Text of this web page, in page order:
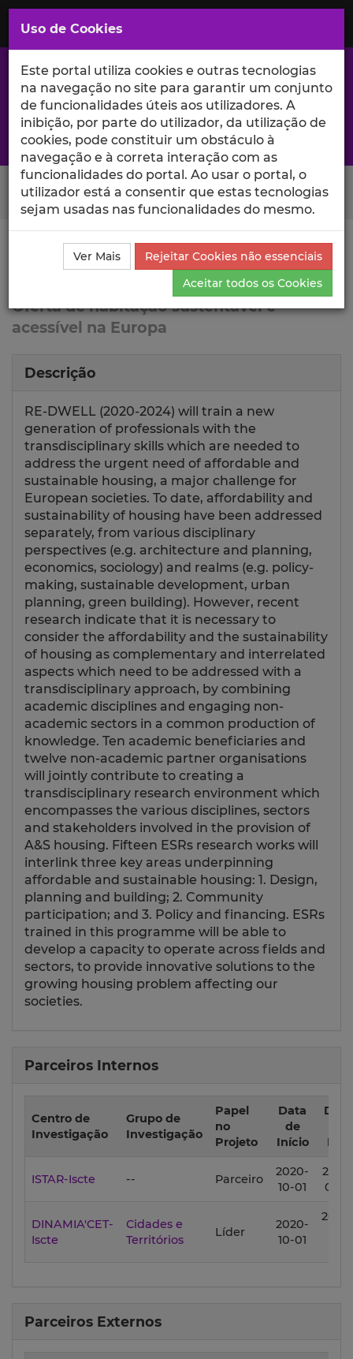
Saltar
para
Conteúdo
Principal
A excelência da investigação e ciência no Iscte
Search Button
Ciência_Iscte Lista de Projetos Projeto
Oferta de habitação sustentável e
acessível na Europa
Descrição
RE-DWELL (2020-2024) will train a new
generation of professionals with the
transdisciplinary skills which are needed to
address the urgent need of affordable and
sustainable housing, a major challenge for
European societies. To date, affordability and
sustainability of housing have been addressed
separately, from various disciplinary
perspectives (e.g. architecture and planning,
economics, sociology) and realms (e.g. policy-
making, sustainable development, urban
planning, green building). However, recent
research indicate that it is necessary to
consider the affordability and the sustainability
of housing as complementary and interrelated
aspects which need to be addressed with a
transdisciplinary approach, by combining
academic disciplines and engaging non-
academic sectors in a common production of
knowledge. Ten academic beneficiaries and
twelve non-academic partner organisations
will jointly contribute to creating a
transdisciplinary research environment which
encompasses the various disciplines, sectors
and stakeholders involved in the provision of
A&S housing. Fifteen ESRs research works will
interlink three key areas underpinning
affordable and sustainable housing: 1. Design,
planning and building; 2. Community
participation; and 3. Policy and financing. ESRs
trained in this programme will be able to
develop a capacity to operate across fields and
sectors, to provide innovative solutions to the
growing housing problem affecting our
societies.
Parceiros Internos
Centro de
Investigação
Grupo de
Investigação
Papel
no
Projeto
Data
de
Início
Data
Fim
ISTAR-Iscte -- Parceiro
2020-
10-01
2022-
01-31
DINAMIA'CET-
Iscte
Cidades e
Territórios
Líder
2020-
10-01
Parceiros Externos
Uso de Cookies
Este portal utiliza cookies e outras tecnologias
na navegação no site para garantir um conjunto
de funcionalidades úteis aos utilizadores. A
inibição, por parte do utilizador, da utilização de
cookies, pode constituir um obstáculo à
navegação e à correta interação com as
funcionalidades do portal. Ao usar o portal, o
utilizador está a consentir que estas tecnologias
sejam usadas nas funcionalidades do mesmo.
Ver Mais
Rejeitar Cookies não essenciais
Aceitar todos os Cookies